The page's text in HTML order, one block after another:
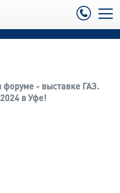
- выставке ГАЗ.
в Уфе!